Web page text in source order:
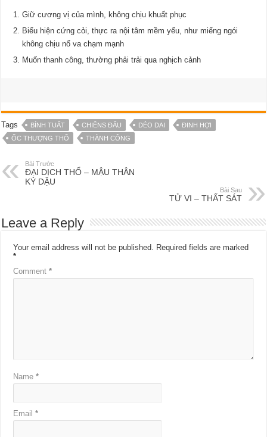
Giữ cương vị của mình, không chịu khuất phục
Biểu hiện cứng cỏi, thực ra nội tâm mềm yếu, như miếng ngói
không chịu nổ va chạm mạnh
Muốn thanh công, thường phải trải qua nghịch cảnh
Tags BÍNH TUẤT CHIÊNS ĐẤU DẺO DAI
ĐINH HỢI
ỐC THƯỢNG THỔ
THÀNH CÔNG
Bài Trước
ĐẠI DỊCH THỔ – MẬU THÂN
KỶ DẬU
Bài Sau
TỬ VI – THẤT SÁT
Leave a Reply
Your email address will not be published.
Required fields are marked
*
Comment*
Name*
Email*